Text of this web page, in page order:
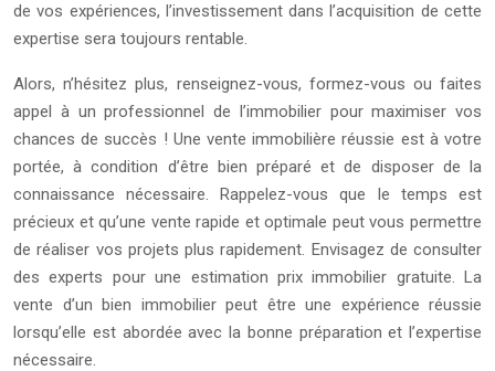
de vos expériences, l’investissement dans l’acquisition de cette
expertise sera toujours rentable.
Alors, n’hésitez plus, renseignez-vous, formez-vous ou faites
appel à un professionnel de l’immobilier pour maximiser vos
chances de succès ! Une vente immobilière réussie est à votre
portée, à condition d’être bien préparé et de disposer de la
connaissance nécessaire. Rappelez-vous que le temps est
précieux et qu’une vente rapide et optimale peut vous permettre
de réaliser vos projets plus rapidement. Envisagez de consulter
des experts pour une estimation prix immobilier gratuite. La
vente d’un bien immobilier peut être une expérience réussie
lorsqu’elle est abordée avec la bonne préparation et l’expertise
nécessaire.